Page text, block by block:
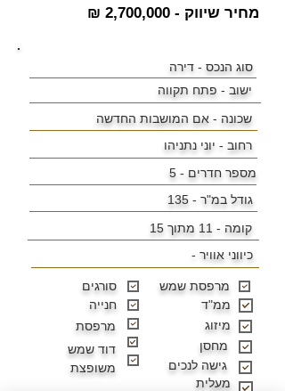
מחיר שיווק - 2,700,000 ₪
סוג הנכס - דירה
ישוב - פתח תקווה
שכונה - אם המושבות החדשה
רחוב - יוני נתניהו
מספר חדרים - 5
גודל במ"ר -
קומה - 11 מתוך 15
כיווני אוויר -
סורגים
חנייה
מרפסת
דוד שמש
משופצת
מרפסת שמש
ממ"ד
מיזוג
מחסן
גישה לנכים
מעלית